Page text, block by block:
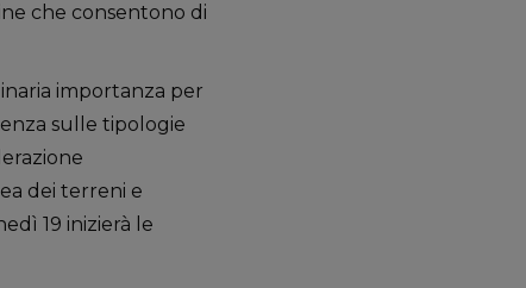
che consentono di
importanza per
sulle tipologie
dei terreni e
19 inizierà le